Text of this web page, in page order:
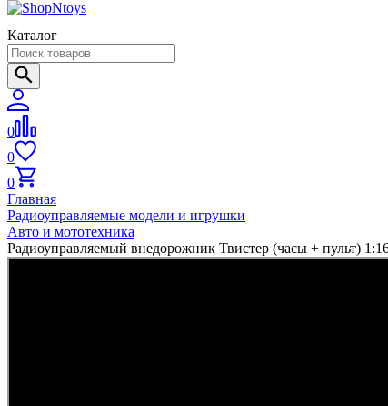
Каталог
0
0
0
Главная
Радиоуправляемые модели и игрушки
Авто и мототехника
Радиоуправляемый внедорожник Твистер (часы + пульт)